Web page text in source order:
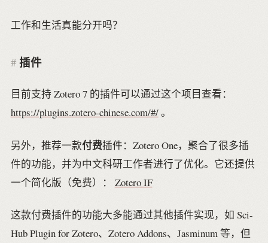
工作和生活真能分开吗？
插件
目前支持 Zotero 7 的插件可以通过这个项目查看：
https://plugins.zotero-chinese.com/#/。
另外，推荐一款付费插件：Zotero One，聚合了很多插
件的功能，并为中文科研工作者进行了优化。它还提供
一个简化版（免费）： Zotero IF
这款付费插件的功能大多能通过其他插件实现，如 Sci-
Hub Plugin for Zotero、Zotero Addons、Jasminum 等，但